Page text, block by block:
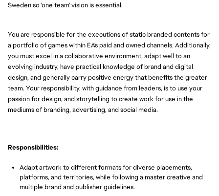
Sweden so 'one team' vision is essential.
You are responsible for the executions of static branded contents for
a portfolio of games within EA's paid and owned channels. Additionally,
you must excel in a collaborative environment, adapt well to an
evolving industry, have practical knowledge of brand and digital
design, and generally carry positive energy that benefits the greater
team. Your responsibility, with guidance from leaders, is to use your
passion for design, and storytelling to create work for use in the
mediums of branding, advertising, and social media.
Responsibilities:
Adapt artwork to different formats for diverse placements,
platforms, and territories, while following a master creative and
multiple brand and publisher guidelines.